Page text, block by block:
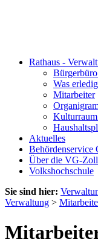
Rathaus -
Was
Mitarbeiter
Aktuelles
Behördenservice
Über die VG-
Volkshochschule
Sie sind hier:
Verwaltung >